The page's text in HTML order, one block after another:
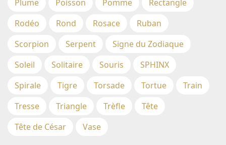
Plume
Poisson Pomme
Rectangle
Rodéo
Rond Rosace
Ruban
Scorpion
Serpent
Signe du Zodiaque
Soleil
Solitaire Souris
SPHINX
Spirale
Tigre Torsade Tortue
Train
Tresse
Triangle Trèfle
Tête
Tête de César
Vase